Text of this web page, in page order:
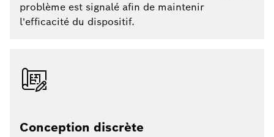
problème est signalé afin de maintenir
l'efficacité du dispositif.
Conception discrète